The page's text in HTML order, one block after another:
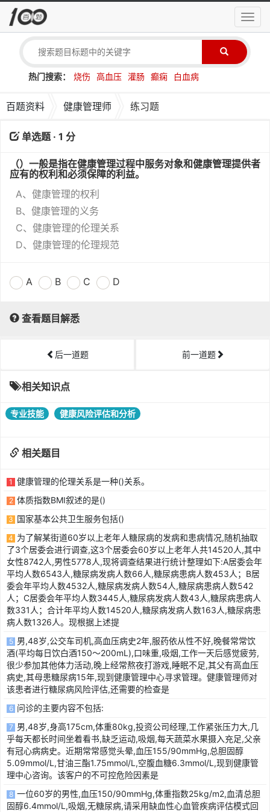
导
航
热门搜索： 烧伤 高血压 灌肠 癫痫 白血病
百题资料 健康管理师 练习题
单选题 · 1 分
（）一般是指在健康管理过程中服务对象和健康管理提供者
应有的权利和必须保障的利益。
A、健康管理的权利
B、健康管理的义务
C、健康管理的伦理关系
D、健康管理的伦理规范
A B C D
查看题目解悉
后一道题 前一道题
相关知识点
专业技能 健康风险评估和分析
相关题目
1 健康管理的伦理关系是一种()关系。
2 体质指数BMI叙述的是()
3 国家基本公共卫生服务包括()
4 为了解某街道60岁以上老年人糖尿病的发病和患病情况,随机抽取
了3个居委会进行调查,这3个居委会60岁以上老年人共14520人,其中
女性8742人,男性5778人,现将调查结果进行统计整理如下:A居委会年
平均人数6543人,糖尿病发病人数66人,糖尿病患病人数453人；B居
委会年平均人数4532人,糖尿病发病人数54人,糖尿病患病人数542
人；C居委会年平均人数3445人,糖尿病发病人数43人,糖尿病患病人
数331人；合计年平均人数14520人,糖尿病发病人数163人,糖尿病患
病人数1326人。现根据上述提
5 男,48岁,公交车司机,高血压病史2年,服药依从性不好,晚餐常常饮
酒(平均每日饮白酒150～200mL),口味重,吸烟,工作一天后感觉疲劳,
很少参加其他体力活动,晚上经常熬夜打游戏,睡眠不足,其父有高血压
病史,其母患糖尿病15年,现到健康管理中心寻求管理。健康管理师对
该患者进行糖尿病风险评估,还需要的检查是
6 问诊的主要内容不包括:
7 男,48岁,身高175cm,体重80kg,投资公司经理,工作紧张压力大,几
乎每天都长时间坐着看书,缺乏运动,吸烟,每天蔬菜水果摄入充足,父亲
有冠心病病史。近期常常感觉头晕,血压155/90mmHg,总胆固醇
5.09mmol/L,甘油三酯1.75mmol/L,空腹血糖6.3mmol/L,现到健康管
理中心咨询。该客户的不可控危险因素是
8 一位60岁的男性,血压150/90mmHg,体重指数25kg/m2,血清总胆
固醇6.4mmol/L,吸烟,无糖尿病,请采用缺血性心血管疾病评估模式回